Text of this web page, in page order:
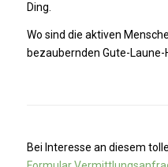
Ding.
Wo sind die aktiven
bezaubernden Gute-Laune-
Bei Interesse an diesem